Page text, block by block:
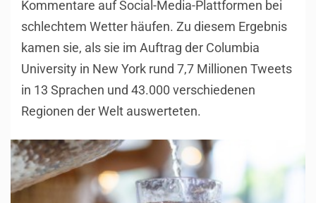
Kommentare auf Social-Media-Plattformen bei
schlechtem Wetter häufen. Zu diesem Ergebnis
kamen sie, als sie im Auftrag der Columbia
University in New York rund 7,7 Millionen Tweets
in 13 Sprachen und 43.000 verschiedenen
Regionen der Welt auswerteten.